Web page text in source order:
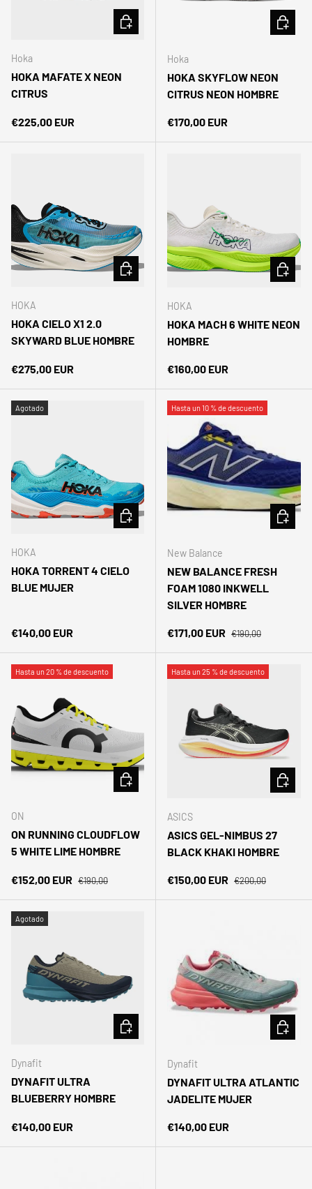
Hoka
HOKA MAFATE X NEON
CITRUS
Precio normal
€225,00 EUR
ELEGIR OPCIONES
Hoka
HOKA SKYFLOW NEON
CITRUS NEON HOMBRE
Precio normal
€170,00 EUR
ELEGIR
HOKA
HOKA CIELO X1 2.0
SKYWARD BLUE HOMBRE
Precio normal
€275,00 EUR
ELEGIR OPCIONES
HOKA
HOKA MACH 6 WHITE NEON
HOMBRE
Precio normal
€160,00 EUR
ELEGIR
Agotado
HOKA
HOKA TORRENT 4 CIELO
BLUE MUJER
Precio normal
€140,00 EUR
ELEGIR OPCIONES
Hasta un 10 % de descuento
New Balance
NEW BALANCE FRESH
FOAM 1080 INKWELL
SILVER HOMBRE
Precio de venta
€171,00 EUR Precio normal
€190,00
ELEGIR
Hasta un 20 % de descuento
ON
ON RUNNING CLOUDFLOW
5 WHITE LIME HOMBRE
Precio de venta
€152,00 EUR Precio normal
€190,00
ELEGIR OPCIONES
Hasta un 25 % de descuento
ASICS
ASICS GEL-NIMBUS 27
BLACK KHAKI HOMBRE
Precio de venta
€150,00 EUR Precio normal
€200,00
ELEGIR
Agotado
Dynafit
DYNAFIT ULTRA
BLUEBERRY HOMBRE
Precio normal
€140,00 EUR
ELEGIR OPCIONES
Dynafit
DYNAFIT ULTRA ATLANTIC
JADELITE MUJER
Precio normal
€140,00 EUR
ELEGIR